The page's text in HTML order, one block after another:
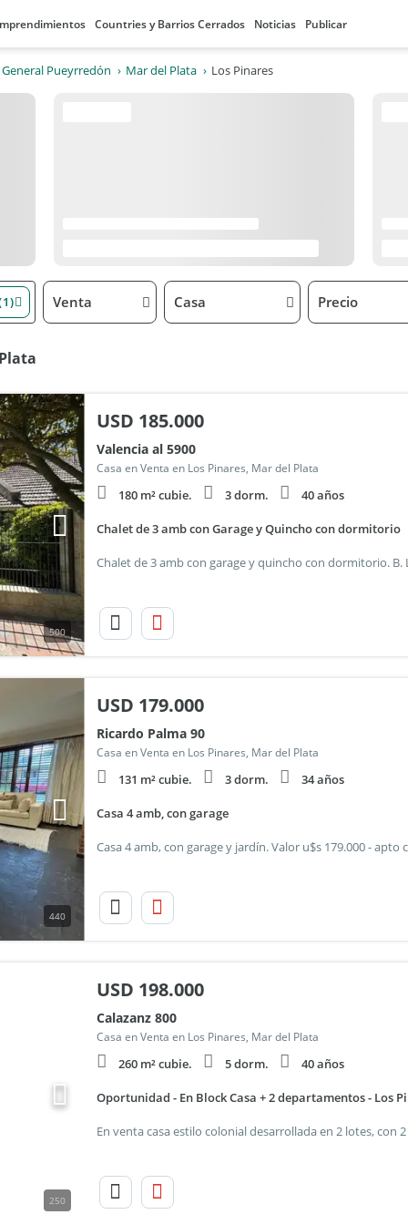
Countries y Barrios Cerrados Noticias Publicar
Pueyrredón Mar del Plata Los Pinares
Venta Casa Precio
500
USD 185.000
Valencia al 5900
Casa en Venta en Los Pinares, Mar del Plata
180 m² cubie. 3 dorm. 40 años
Chalet de 3 amb con Garage y Quincho con dormitorio
440
USD 179.000
Ricardo Palma 90
Casa en Venta en Los Pinares, Mar del Plata
131 m² cubie. 3 dorm. 34 años
Casa 4 amb, con garage
250
USD 198.000
Calazanz 800
Casa en Venta en Los Pinares, Mar del Plata
260 m² cubie. 5 dorm. 40 años
Oportunidad - En Block Casa + 2 departamentos - Los